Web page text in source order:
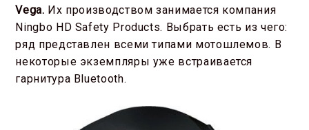
Vega. Их производством занимается компания
Ningbo HD Safety Products. Выбрать есть из чего:
ряд представлен всеми типами мотошлемов. В
некоторые экземпляры уже встраивается
гарнитура Bluetooth.